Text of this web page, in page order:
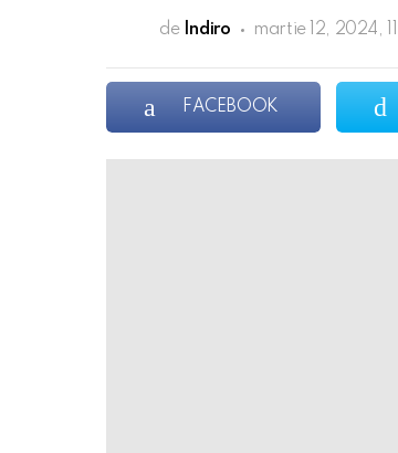
de Indiro martie 12, 2024,
FACEBOOK